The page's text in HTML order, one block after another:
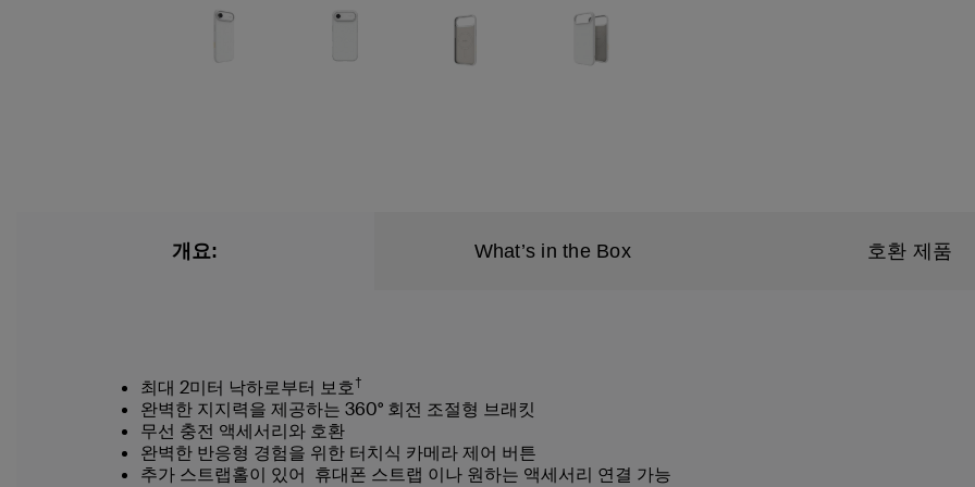
개요: What’s in the Box 호환 제품
최대 2미터 낙하로부터 보호†
완벽한 지지력을 제공하는 360° 회전 조절형 브래킷
무선 충전 액세서리와 호환
완벽한 반응형 경험을 위한 터치식 카메라 제어 버튼
추가 스트랩홀이 있어 휴대폰 스트랩 이나 원하는 액세서리 연결 가능